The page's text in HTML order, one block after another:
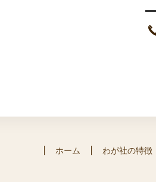
ホーム わが社の特徴